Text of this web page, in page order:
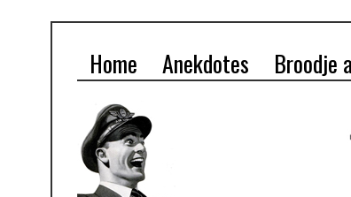
Home Anekdotes Broodje